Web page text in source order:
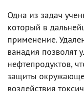
Одна из задач
который в
применение.
ванадия позволят
нефтепродуктов,
защиты
воздействия